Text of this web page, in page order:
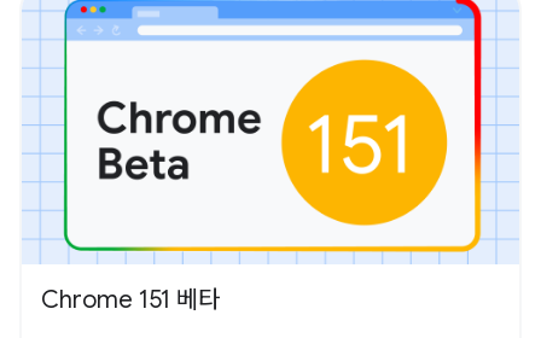
Chrome 151 베타